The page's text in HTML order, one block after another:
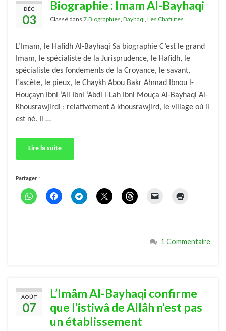
DÉC
03
Biographie : Imam Al-Bayhaqi
Classé dans 7.Biographies, Bayhaqi, Les Chafi'ites
L’Imam, le Hafidh Al-Bayhaqi Sa biographie C’est le grand
Imam, le spécialiste de la Jurisprudence, le Hafidh, le
spécialiste des fondements de la Croyance, le savant,
l’ascète, le pieux, le Chaykh Abou Bakr Ahmad Ibnou l-
Houçayn Ibni ‘Ali Ibni ‘Abdi l-Lah Ibni Mouça Al-Bayhaqi Al-
Khousrawjirdi ; relativement à khousrawjird, le village où il
est né. Il …
Lire la suite
Partager :
1 Commentaire
AOÛT
07
L’Imâm Al-Bayhaqi confirme
que l’istiwâ de Allâh n’est pas
un établissement